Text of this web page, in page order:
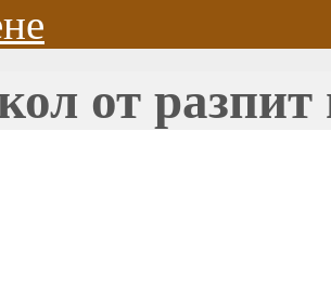
от